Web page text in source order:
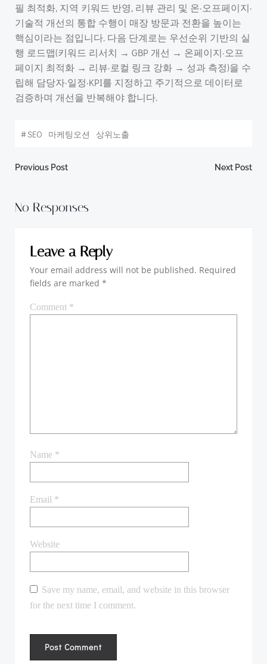
필 최적화, 지역 키워드 반영, 리뷰 관리 및 온·오프페이지·
기술적 개선의 통합 수행이 매장 방문과 전환을 높이는
핵심이라는 점입니다. 다음 단계로는 우선순위 기반의 실
행 로드맵(키워드 리서치 → GBP 개선 → 온페이지·오프
페이지 최적화 → 리뷰·로컬 링크 강화 → 성과 측정)을 수
립해 담당자·일정·KPI를 지정하고 주기적으로 데이터로
검증하며 개선을 반복해야 합니다.
#SEO 마케팅오션 상위노출
Post
navigation
Previous Post Next Post
No Responses
Leave a Reply
Your email address will not be published. Required
fields are marked *
Comment *
Name *
Email *
Website
Save my name, email, and website in this browser
for the next time I comment.